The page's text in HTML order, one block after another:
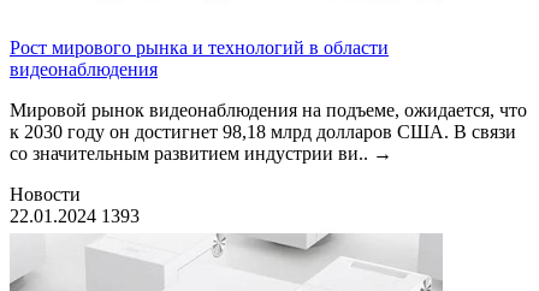
Рост мирового рынка и технологий в области
видеонаблюдения
Мировой рынок видеонаблюдения на подъеме, ожидается, что
к 2030 году он достигнет 98,18 млрд долларов США. В связи
со значительным развитием индустрии ви.. →
Новости
22.01.2024 1393